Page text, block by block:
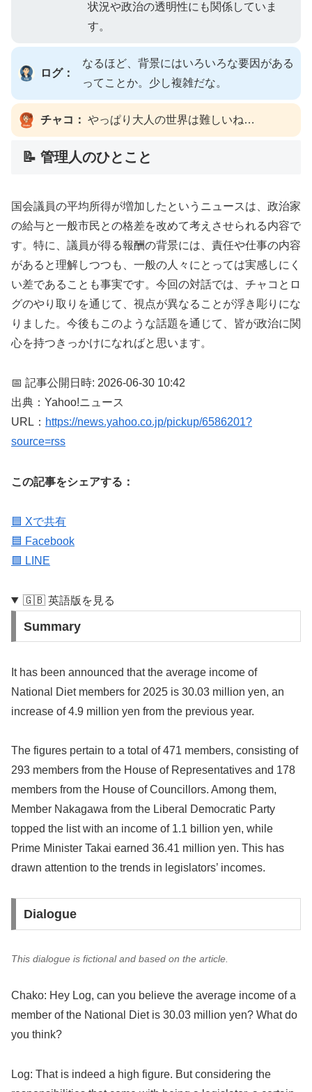
状況や政治の透明性にも関係していま
す。
ログ：
なるほど、背景にはいろいろな要因がある
ってことか。少し複雑だな。
チャコ： やっぱり大人の世界は難しいね…
📝 管理人のひとこと
国会議員の平均所得が増加したというニュースは、政治家
の給与と一般市民との格差を改めて考えさせられる内容で
す。特に、議員が得る報酬の背景には、責任や仕事の内容
があると理解しつつも、一般の人々にとっては実感しにく
い差であることも事実です。今回の対話では、チャコとロ
グのやり取りを通じて、視点が異なることが浮き彫りにな
りました。今後もこのような話題を通じて、皆が政治に関
心を持つきっかけになればと思います。
📅 記事公開日時: 2026-06-30 10:42
出典：Yahoo!ニュース
URL： https://news.yahoo.co.jp/pickup/6586201?
source=rss
この記事をシェアする：
🟦 Xで共有
🟦 Facebook
🟩 LINE
🇬🇧 英語版を見る
Summary
It has been announced that the average income of
National Diet members for 2025 is 30.03 million yen, an
increase of 4.9 million yen from the previous year.
The figures pertain to a total of 471 members, consisting of
293 members from the House of Representatives and 178
members from the House of Councillors. Among them,
Member Nakagawa from the Liberal Democratic Party
topped the list with an income of 1.1 billion yen, while
Prime Minister Takai earned 36.41 million yen. This has
drawn attention to the trends in legislators’ incomes.
Dialogue
This dialogue is fictional and based on the article.
Chako: Hey Log, can you believe the average income of a
member of the National Diet is 30.03 million yen? What do
you think?
Log: That is indeed a high figure. But considering the